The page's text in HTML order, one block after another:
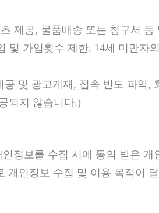
제공, 물품배송 또는 청구서
가입횟수 제한, 14세 미만자
및 광고게재, 접속 빈도 파악,
되지 않습니다.)
정보를 수집 시에 동의 받은
인정보 수집 및 이용 목적이